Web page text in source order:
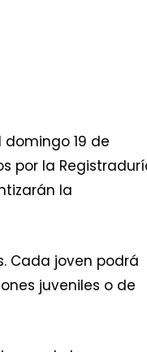
19 de
por la
la
Cada joven podrá
juveniles o de